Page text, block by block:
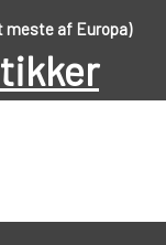
meste af Europa)